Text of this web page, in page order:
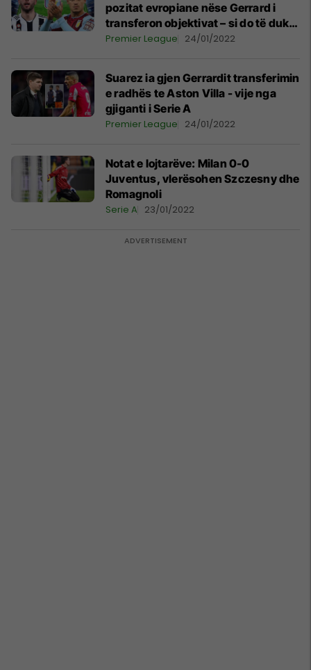
pozitat evropiane nëse Gerrard i
transferon objektivat – si do të dukej
skuadra
Premier League 24/01/2022
Suarez ia gjen Gerrardit transferimin
e radhës te Aston Villa - vije nga
gjiganti i Serie A
Premier League 24/01/2022
Notat e lojtarëve: Milan 0-0
Juventus, vlerësohen Szczesny dhe
Romagnoli
Serie A 23/01/2022